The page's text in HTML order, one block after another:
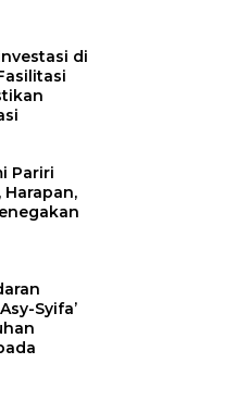
di
Pariri
Harapan,
Syifa’